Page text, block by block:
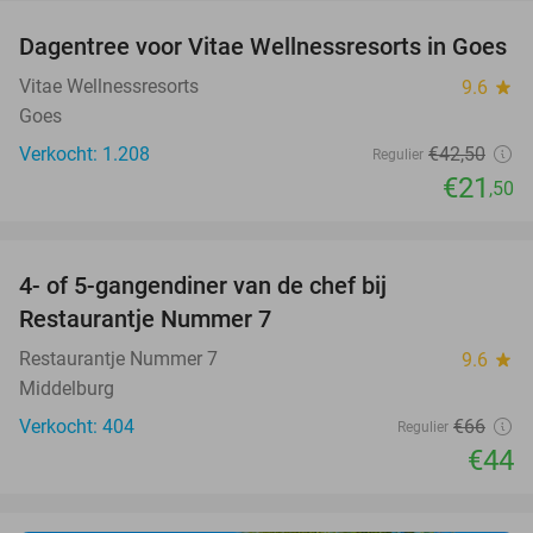
49%
Dagentree voor Vitae Wellnessresorts in Goes
Vitae Wellnessresorts 9.6 star
Goes
Verkocht: 1.208
Regulier €42,50
€21 ,50
4- of 5-gangendiner van de chef bij
Restaurantje Nummer 7
Restaurantje Nummer 7 9.6 star
Middelburg
Verkocht: 404
Regulier €66
€44